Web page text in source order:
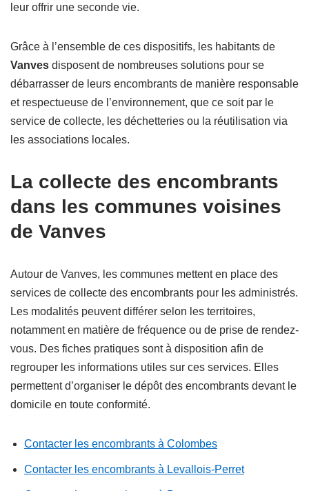
leur offrir une seconde vie.
Grâce à l’ensemble de ces dispositifs, les habitants de
Vanves disposent de nombreuses solutions pour se
débarrasser de leurs encombrants de manière responsable
et respectueuse de l’environnement, que ce soit par le
service de collecte, les déchetteries ou la réutilisation via
les associations locales.
La collecte des encombrants
dans les communes voisines
de Vanves
Autour de Vanves, les communes mettent en place des
services de collecte des encombrants pour les administrés.
Les modalités peuvent différer selon les territoires,
notamment en matière de fréquence ou de prise de rendez-
vous. Des fiches pratiques sont à disposition afin de
regrouper les informations utiles sur ces services. Elles
permettent d’organiser le dépôt des encombrants devant le
domicile en toute conformité.
Contacter les encombrants à Colombes
Contacter les encombrants à Levallois-Perret